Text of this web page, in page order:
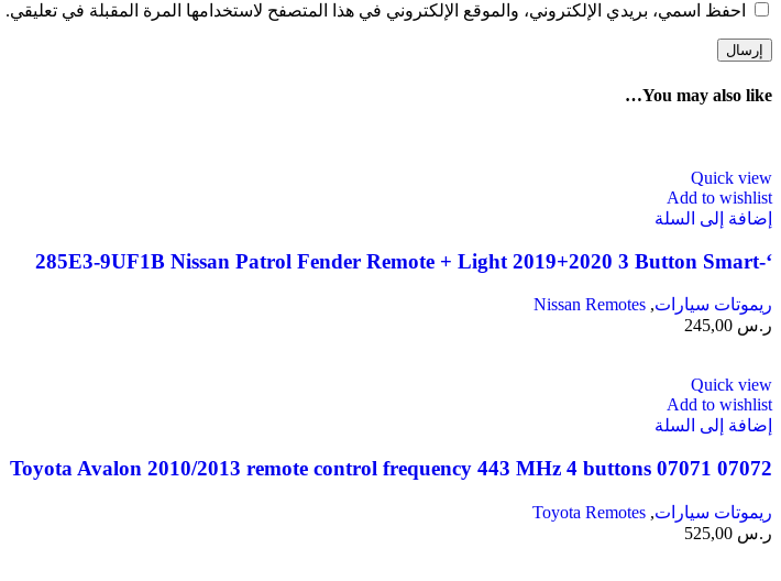
احفظ اسمي، بريدي الإلكتروني، والموقع الإلكتروني في هذا المتصفح لاستخدامها المرة المقبلة في تعليقي.
You may also like…
Quick view
Add to wishlist
إضافة إلى السلة
‘-285E3-9UF1B Nissan Patrol Fender Remote + Light 2019+2020 3 Button Smart
ريموتات سيارات,
Nissan Remotes
ر.س
Quick view
Add to wishlist
إضافة إلى السلة
07072 07071 Toyota Avalon 2010/2013 remote control frequency 443 MHz 4 buttons
ريموتات سيارات,
Toyota Remotes
ر.س